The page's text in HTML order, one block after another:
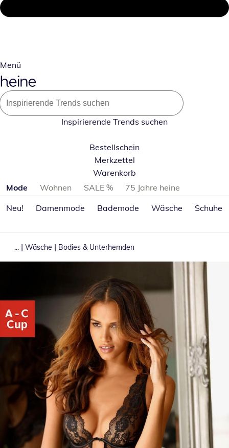
Menü
Inspirierende Trends suchen
Bestellschein
Merkzettel
Warenkorb
Produktkategorien überspringen
Mode Wohnen SALE %
75 Jahre heine
Neu!
Damenmode Bademode Wäsche Schuhe
... | Wäsche | Bodies & Unterhemden